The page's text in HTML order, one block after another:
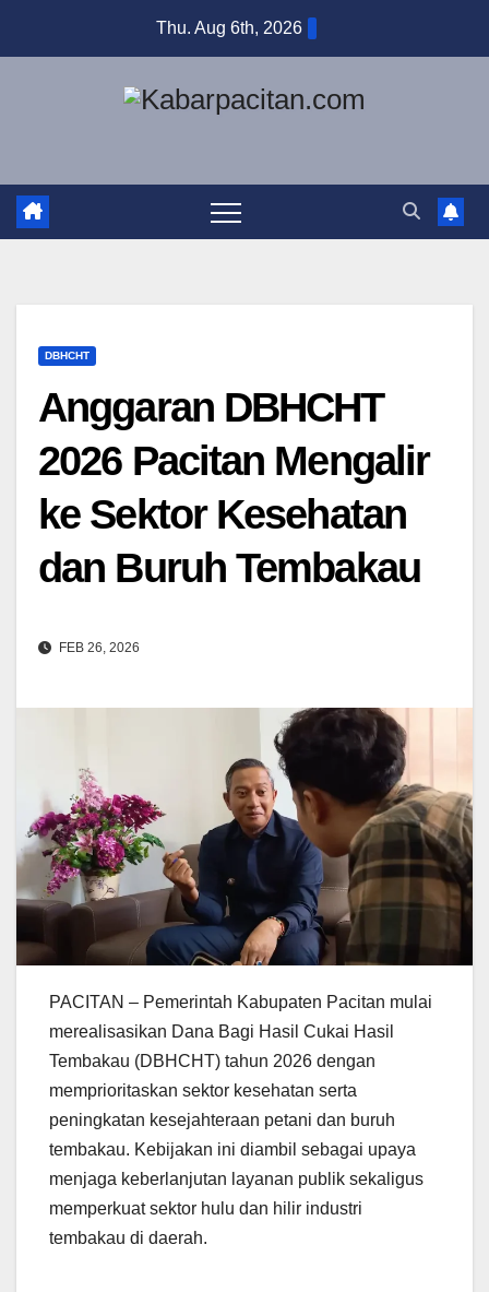
Thu. Aug 6th, 2026
DBHCHT
Anggaran DBHCHT
2026 Pacitan Mengalir
ke Sektor Kesehatan
dan Buruh Tembakau
FEB 26, 2026
PACITAN – Pemerintah Kabupaten Pacitan mulai
merealisasikan Dana Bagi Hasil Cukai Hasil
Tembakau (DBHCHT) tahun 2026 dengan
memprioritaskan sektor kesehatan serta
peningkatan kesejahteraan petani dan buruh
tembakau. Kebijakan ini diambil sebagai upaya
menjaga keberlanjutan layanan publik sekaligus
memperkuat sektor hulu dan hilir industri
tembakau di daerah.